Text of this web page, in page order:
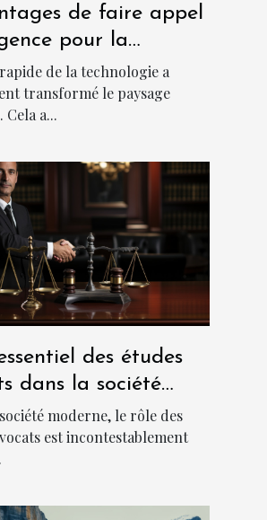
de faire appel
pour la
d'applications
mesure
de la technologie a
transformé le paysage
a...
des études
dans la société
moderne, le rôle des
est incontestablement